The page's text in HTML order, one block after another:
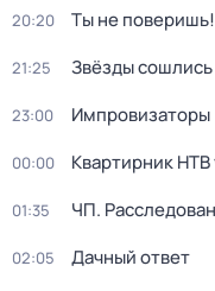
20:20 Ты не поверишь!
21:25 Звёзды сошлись
23:00 Импровизаторы
00:00 Квартирник
01:35 ЧП.
02:05 Дачный ответ